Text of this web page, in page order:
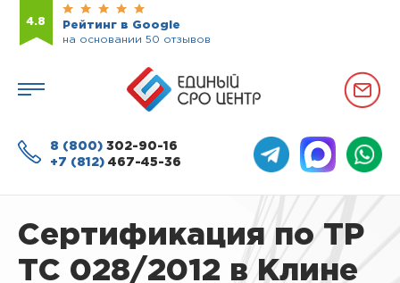
4.8
Рейтинг в Google
на основании 50 отзывов
8 (800) 302-90-16
+7 (812) 467-45-36
Сертификация по ТР
ТС 028/2012 в Клине